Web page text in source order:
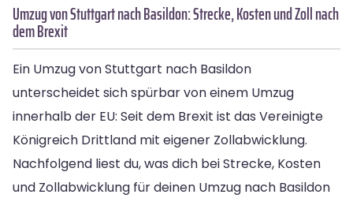
Umzug von Stuttgart nach Basildon: Strecke, Kosten und Zoll nach
dem Brexit
Ein Umzug von Stuttgart nach Basildon
unterscheidet sich spürbar von einem Umzug
innerhalb der EU: Seit dem Brexit ist das Vereinigte
Königreich Drittland mit eigener Zollabwicklung.
Nachfolgend liest du, was dich bei Strecke, Kosten
und Zollabwicklung für deinen Umzug nach Basildon